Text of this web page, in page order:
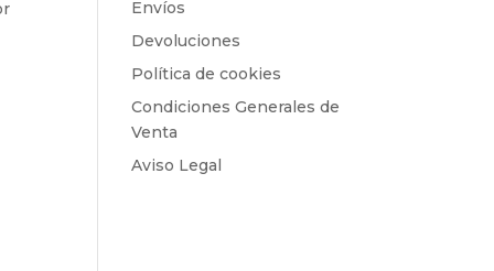
Envíos
Devoluciones
Política de cookies
Condiciones Generales de
Venta
Aviso Legal